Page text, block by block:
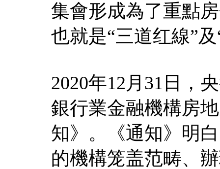
集會形成為了重點
也就是“三道红線”
2020年12月31日，
銀行業金融機構房
知》。《通知》明
的機構笼盖范畴、